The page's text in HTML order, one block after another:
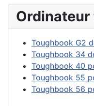
Ordinateur
Toughbook G2
Toughbook 34
Toughbook 40
Toughbook 55
Toughbook 56